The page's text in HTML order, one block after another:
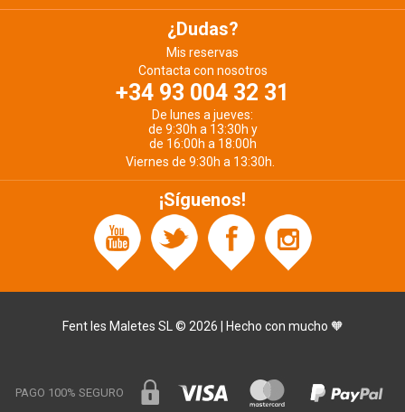
¿Dudas?
Mis reservas
Contacta con nosotros
+34 93 004 32 31
De lunes a jueves:
de 9:30h a 13:30h y
de 16:00h a 18:00h
Viernes de 9:30h a 13:30h.
¡Síguenos!
Fent les Maletes SL © 2026 | Hecho con mucho 🧡
PAGO 100% SEGURO